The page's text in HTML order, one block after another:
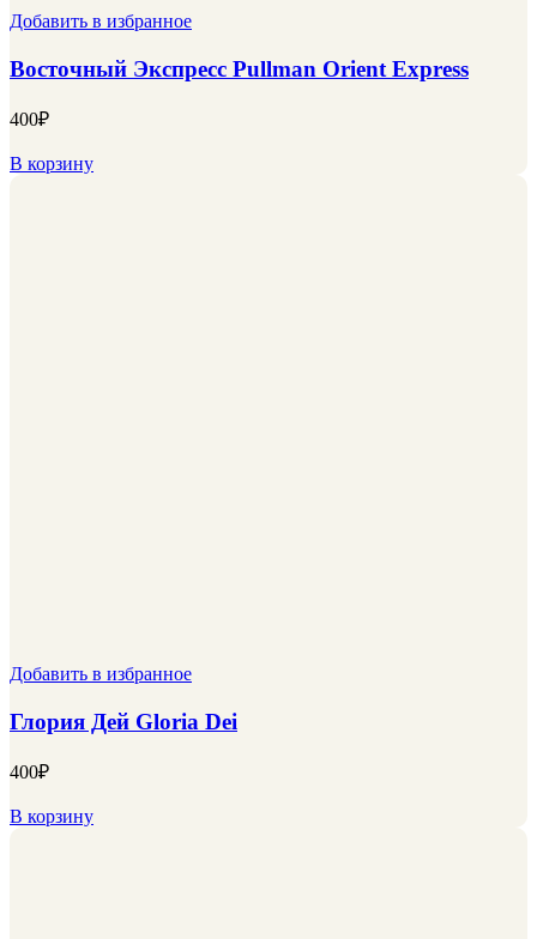
Добавить в избранное
Восточный Экспресс Pullman Orient Express
400₽
В корзину
Добавить в избранное
Глория Дей Gloria Dei
400₽
В корзину